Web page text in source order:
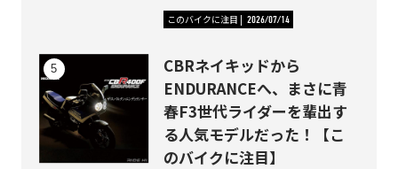
このバイクに注目 2026/07/14
CBRネイキッドから
ENDURANCEへ、まさに青
春F3世代ライダーを輩出す
る人気モデルだった！【こ
のバイクに注目】